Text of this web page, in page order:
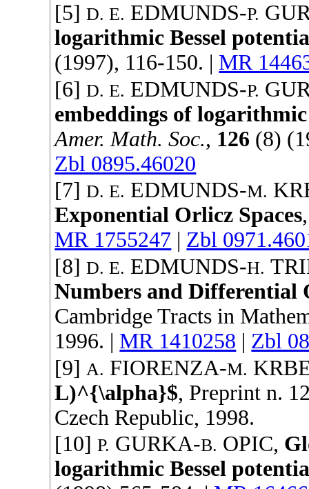
[5]D. E. EDMUNDS-P.
logarithmic Bessel
(1997), 116-150. | MR
[6]D. E. EDMUNDS-P.
embeddings of logarithmic
Amer. Math. Soc., 126 (8) (
Zbl 0895.46020
[7]D. E. EDMUNDS-M.
Exponential Orlicz Spaces
MR 1755247 | Zbl
[8]D. E. EDMUNDS-H.
Numbers and Differential
Cambridge Tracts in
1996. | MR 1410258 | Zbl
[9] A. FIORENZA-M.
L)^{\alpha}$, Preprint n.
Czech Republic, 1998.
[10]P. GURKA-B. OPIC,
logarithmic Bessel